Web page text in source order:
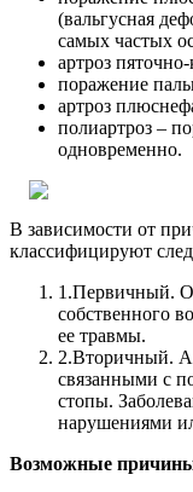
(вальгусная
самых частых
артроз
поражение
артроз
полиартроз –
одновременно.
В зависимости от
классифицируют
1.Первичный.
собственного
ее травмы.
2.Вторичный.
связанными с
стопы.
нарушениями
Возможные причины